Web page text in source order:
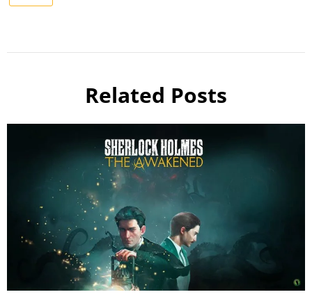
Related Posts